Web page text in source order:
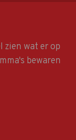
zien wat er op
bewaren